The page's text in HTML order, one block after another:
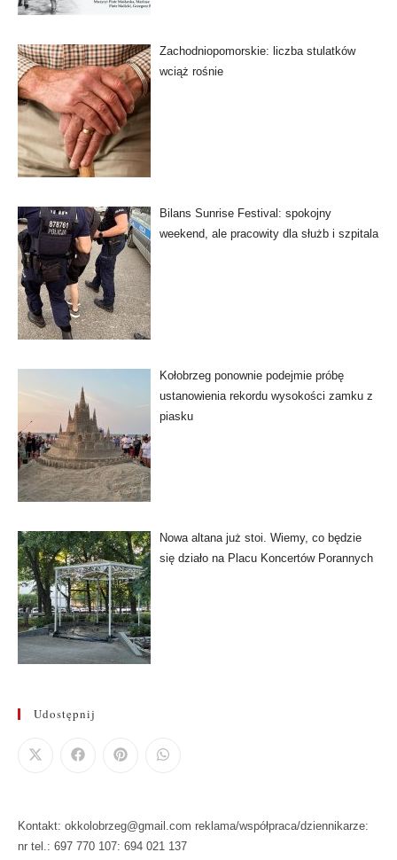
Zachodniopomorskie: liczba stulatków
wciąż rośnie
Bilans Sunrise Festival: spokojny
weekend, ale pracowity dla służb i szpitala
Kołobrzeg ponownie podejmie próbę
ustanowienia rekordu wysokości zamku z
piasku
Nowa altana już stoi. Wiemy, co będzie
się działo na Placu Koncertów Porannych
Udostępnij
Kontakt: okkolobrzeg@gmail.com reklama/współpraca/dziennikarze:
nr tel.: 697 770 107: 694 021 137